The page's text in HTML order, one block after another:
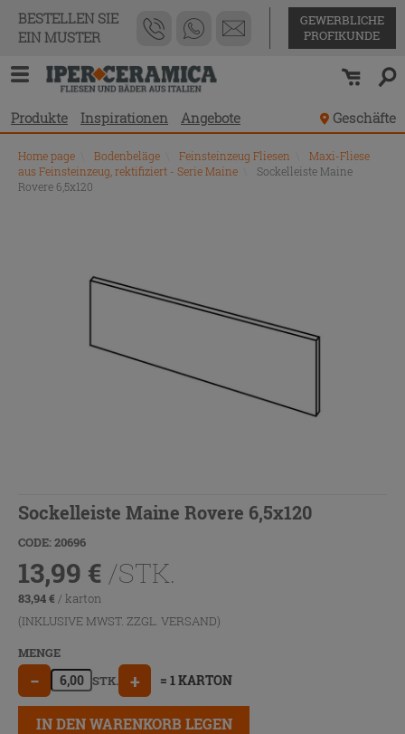
BESTELLEN SIE
EIN MUSTER
GEWERBLICHE
PROFIKUNDE
Produkte Inspirationen Angebote Geschäfte
Home page Bodenbeläge Feinsteinzeug Fliesen
Maxi-Fliese
aus Feinsteinzeug, rektifiziert - Serie Maine
Sockelleiste Maine
Rovere 6,5x120
Sockelleiste Maine Rovere 6,5x120
CODE: 20696
13,99 € /STK.
83,94€ / karton
(INKLUSIVE MWST. ZZGL. VERSAND)
MENGE
− STK. + = 1 KARTON
IN DEN WARENKORB LEGEN